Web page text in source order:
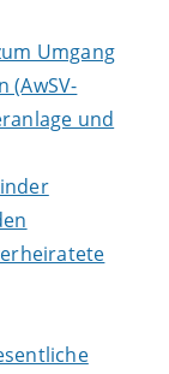
Umgang
(AwSV-
und